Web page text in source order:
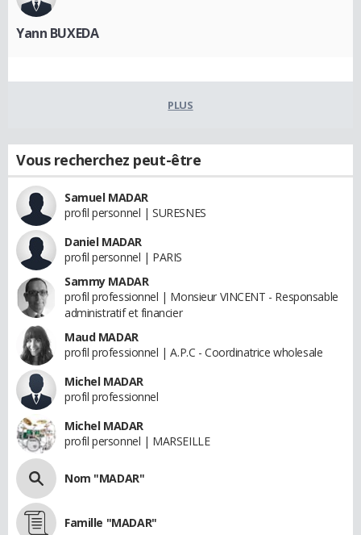
Yann BUXEDA
PLUS
Vous recherchez peut-être
Samuel MADAR
profil personnel | SURESNES
Daniel MADAR
profil personnel | PARIS
Sammy MADAR
profil professionnel | Monsieur VINCENT - Responsable
administratif et financier
Maud MADAR
profil professionnel | A.P.C - Coordinatrice wholesale
Michel MADAR
profil professionnel
Michel MADAR
profil personnel | MARSEILLE
Nom "MADAR"
Famille "MADAR"